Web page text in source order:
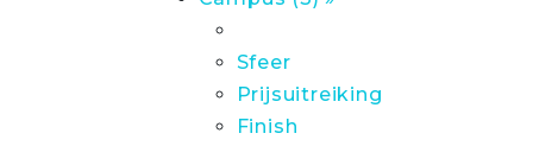
Sfeer
Prijsuitreiking
Finish